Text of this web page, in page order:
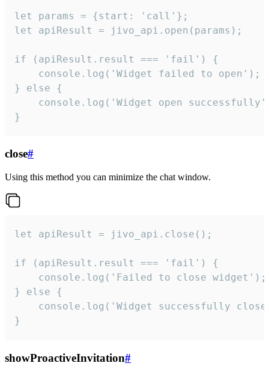
let params = {start: 'call'};
let apiResult = jivo_api.open(params);
if (apiResult.result === 'fail') {
    console.log('Widget failed to open');
} else {
console.log('Widget open
}
close#
Using this method you can minimize the chat window.
let apiResult = jivo_api.close();
if (apiResult.result === 'fail') {
    console.log('Failed to close widget');
} else {
console.log('Widget successfully
}
showProactiveInvitation#